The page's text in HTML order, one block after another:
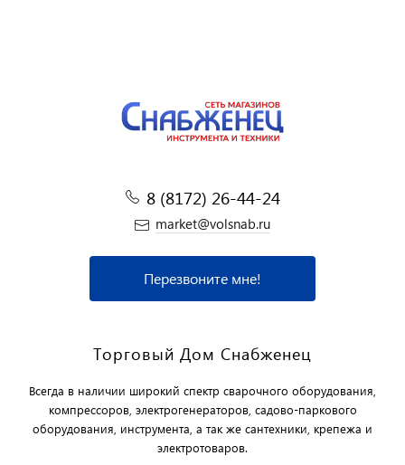
8 (8172) 26-44-24
market@volsnab.ru
Перезвоните мне!
Торговый Дом Снабженец
Всегда в наличии широкий спектр сварочного оборудования,
компрессоров, электрогенераторов, садово-паркового
оборудования, инструмента, а так же сантехники, крепежа и
электротоваров.